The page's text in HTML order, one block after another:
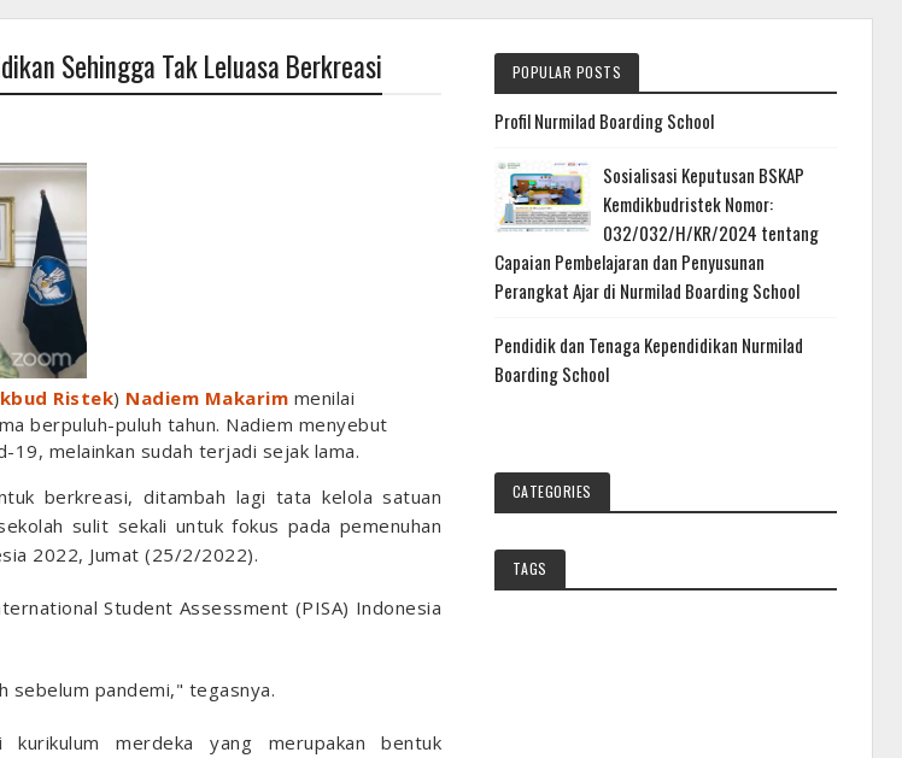
Sehingga Tak Leluasa Berkreasi
Ristek) Nadiem Makarim menilai
berpuluh-puluh tahun. Nadiem menyebut
19, melainkan sudah terjadi sejak lama.
berkreasi, ditambah lagi tata kelola satuan
sulit sekali untuk fokus pada pemenuhan
2022, Jumat (25/2/2022).
Student Assessment (PISA) Indonesia
sebelum pandemi," tegasnya.
merdeka yang merupakan bentuk
POPULAR POSTS
Profil Nurmilad Boarding School
Sosialisasi Keputusan BSKAP
Kemdikbudristek Nomor:
032/032/H/KR/2024 tentang
Capaian Pembelajaran dan Penyusunan
Perangkat Ajar di Nurmilad Boarding School
Pendidik dan Tenaga Kependidikan Nurmilad
Boarding School
CATEGORIES
TAGS